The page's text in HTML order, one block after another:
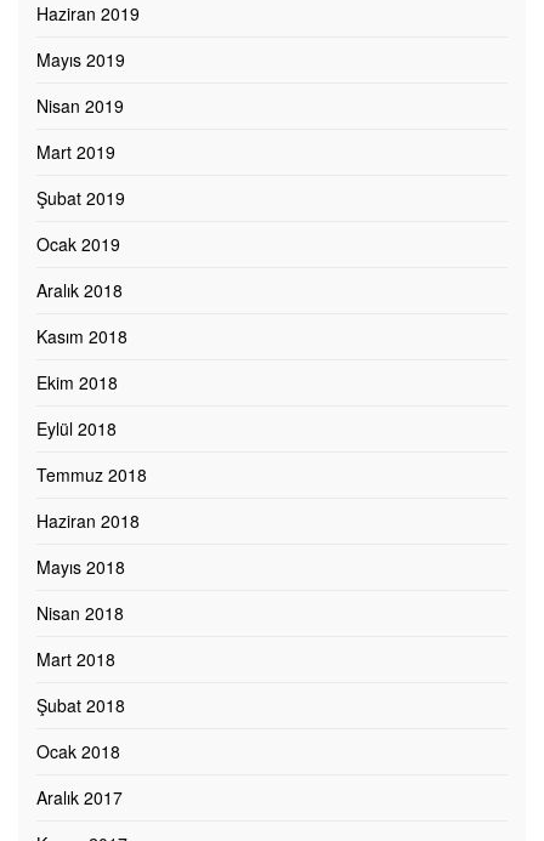
Haziran 2019
Mayıs 2019
Nisan 2019
Mart 2019
Şubat 2019
Ocak 2019
Aralık 2018
Kasım 2018
Ekim 2018
Eylül 2018
Temmuz 2018
Haziran 2018
Mayıs 2018
Nisan 2018
Mart 2018
Şubat 2018
Ocak 2018
Aralık 2017